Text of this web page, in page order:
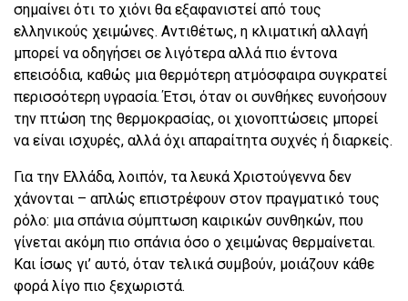
σημαίνει ότι το χιόνι θα εξαφανιστεί από τους
ελληνικούς χειμώνες. Αντιθέτως, η κλιματική αλλαγή
μπορεί να οδηγήσει σε λιγότερα αλλά πιο έντονα
επεισόδια, καθώς μια θερμότερη ατμόσφαιρα συγκρατεί
περισσότερη υγρασία. Έτσι, όταν οι συνθήκες ευνοήσουν
την πτώση της θερμοκρασίας, οι χιονοπτώσεις μπορεί
να είναι ισχυρές, αλλά όχι απαραίτητα συχνές ή διαρκείς.
Για την Ελλάδα, λοιπόν, τα λευκά Χριστούγεννα δεν
χάνονται – απλώς επιστρέφουν στον πραγματικό τους
ρόλο: μια σπάνια σύμπτωση καιρικών συνθηκών, που
γίνεται ακόμη πιο σπάνια όσο ο χειμώνας θερμαίνεται.
Και ίσως γι’ αυτό, όταν τελικά συμβούν, μοιάζουν κάθε
φορά λίγο πιο ξεχωριστά.